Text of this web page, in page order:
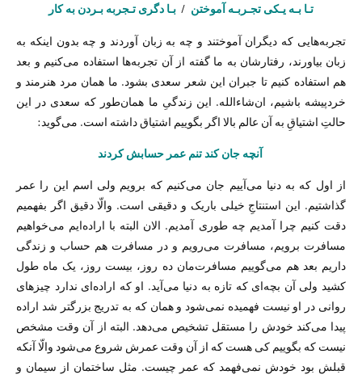
تـا بـه یـکی تجـربـه آموختن / بـا دگری تـجربه بـردن به کار
تجربه‌هایی که دیگران آموختند و چه به زبان آوردند و چه بدون اینکه به
زبان بیاورند، رفتارشان به ما گفته از آن تجربه‌ها استفاده می‌کنیم و بعد
هم استفاده ‌کنیم تا جبران این شعر سعدی بشود. ما همان مرد هنرمند و
خردپیشه باشیم، ان‌شاءالله. این زندگیِ ما همان‌طور که سعدی در این
حالتِ اشتیاقِ به آن عالم بالا اگر بگوییم اشتیاق داشته است. می‌گوید:
آنچه جان کند تنم عمر حسابش کردند
از اول که به دنیا می‌آییم جان می‌کنیم که برویم ولی اسم این را عمر
گذاشتیم. این استنتاجِ خیلی باریک و دقیقی است. والّا دقیق اگر بفهمیم
دقت کنیم چرا آمدیم چه طوری آمدیم. الان البته با اراده‌ایم می‌خواهیم
مسافرت برویم، مسافرت می‌رویم و در مسافرت هم حساب و زندگی
داریم بعد هم می‌گوییم مسافرت‌مان ده روز، بیست روز، یک ماه طول
کشید ولی آن بچه‌ای که تازه به دنیا می‌آید. او که اراده‌ای ندارد چیزهای
روانی در او نیست فهمیده نمی‌شود و همان که به تدریج بزرگتر شد اراده
پیدا می‌کند خودش را مستقل تشخیص می‌دهد. البته از آن وقت مشخص
نیست که بگوییم کی هست که از آن وقت عمرش شروع می‌شود والّا آنکه
قبلش بود خودش نمی‌فهمد که عمر چیست. مثل ساختمان از سیمان و